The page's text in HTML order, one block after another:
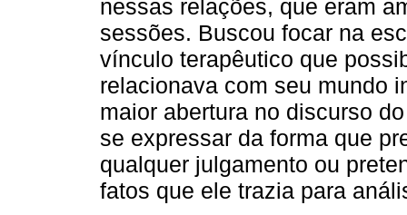
nessas relações, que eram
sessões. Buscou focar na
vínculo terapêutico que
relacionava com seu mundo
maior abertura no discurso
se expressar da forma que
qualquer julgamento ou
fatos que ele trazia para